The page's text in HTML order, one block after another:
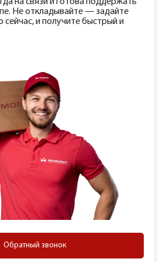
Не откладывайте — задайте
сейчас, и получите быстрый и
Обратный звонок